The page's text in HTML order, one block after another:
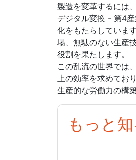
製造を変革するには
デジタル変換 - 第4
化をもたらしていま
場、無駄のない生産
役割を果たします。
この乱流の世界では
上の効率を求めてお
生産的な労働力の構
もっと知